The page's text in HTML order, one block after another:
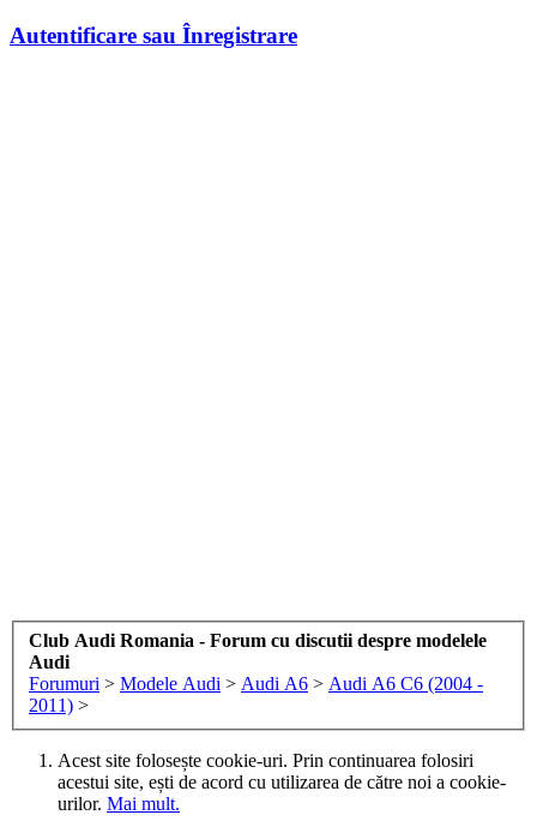
Autentificare sau Înregistrare
Club Audi Romania - Forum cu discutii despre modelele
Audi
Forumuri > Modele Audi > Audi A6 > Audi A6 C6 (2004 -
2011) >
Acest site folosește cookie-uri. Prin continuarea folosiri
acestui site, ești de acord cu utilizarea de către noi a cookie-
urilor. Mai mult.